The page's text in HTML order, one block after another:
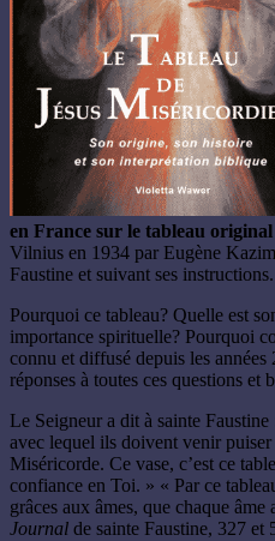
en France sur le tableau
Vilnius en 1934 par Eugène
Faustine et suivant ses instructions.
Pourquoi ce tableau? Quelle est
importance spirituelle? Pourquoi
connu et diffusé depuis les
réponses à toutes ces questions et
Le Seigneur a dit à sainte
avec lequel ils doivent venir puiser
Miséricorde. Ce vase, c’est ce
confiance en Toi. » « Par ce
grâces aux âmes, que chaque
Journal de sainte Faustine, 327 et